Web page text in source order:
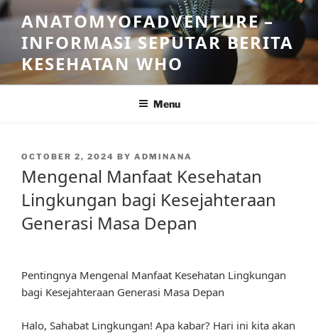
Skip
to
content
ANATOMYOFADVENTURE –
INFORMASI SEPUTAR BERITA
KESEHATAN WHO
Menu
POSTED
OCTOBER 2, 2024 BY ADMINANA
Mengenal Manfaat Kesehatan
Lingkungan bagi Kesejahteraan
Generasi Masa Depan
Pentingnya Mengenal Manfaat Kesehatan Lingkungan
bagi Kesejahteraan Generasi Masa Depan
Halo, Sahabat Lingkungan! Apa kabar? Hari ini kita akan